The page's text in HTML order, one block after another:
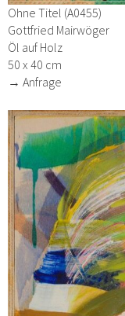
Ohne Titel (A0455)
Gottfried Mairwöger
Öl auf Holz
50 x 40 cm
→ Anfrage